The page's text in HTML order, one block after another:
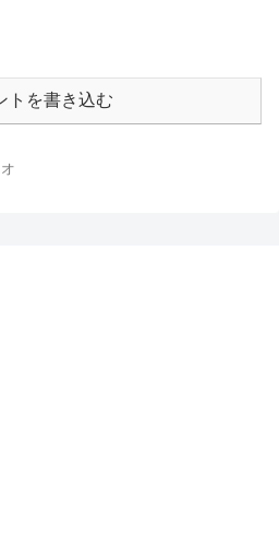
トを書き込む